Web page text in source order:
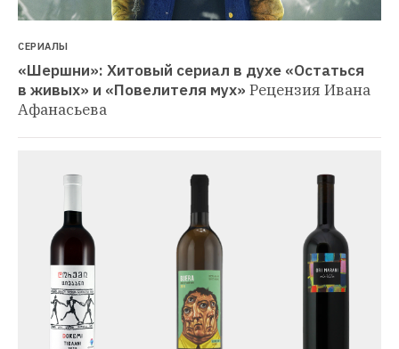
СЕРИАЛЫ
«Шершни»: Хитовый сериал в духе «Остаться
в живых» и «Повелителя мух» Рецензия Ивана
Афанасьева